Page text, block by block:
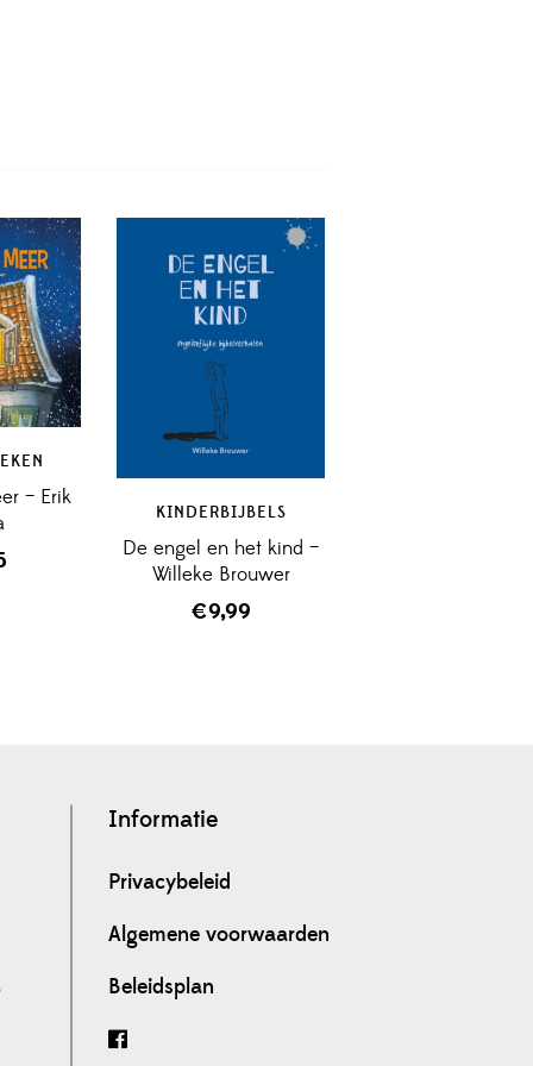
– Erik
KINDERBIJBELS
De engel en het kind –
Willeke Brouwer
€9,99
Informatie
Privacybeleid
Algemene voorwaarden
Beleidsplan